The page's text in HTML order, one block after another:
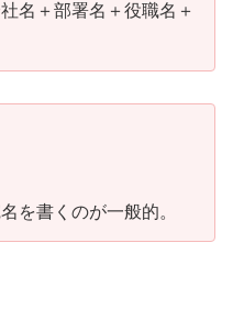
名＋部署名＋役職名＋
を書くのが一般的。